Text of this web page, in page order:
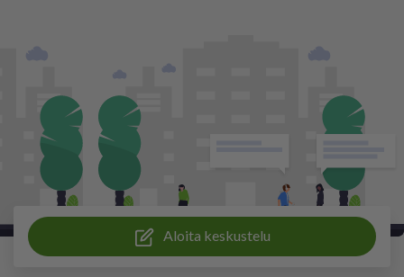
Aloita keskustelu